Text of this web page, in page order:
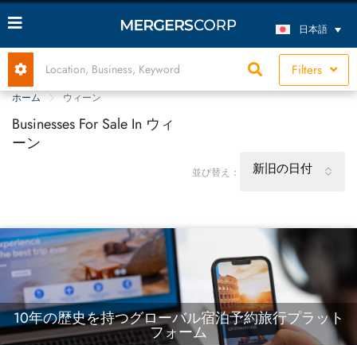
日本語
Filters
ホーム ウィーン
Businesses For Sale In ウィ
ーン
並び替え： 新旧の日付
10年の歴史を持つグローバル宿泊予約旅行プラット
フォーム